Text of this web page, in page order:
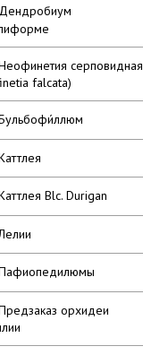
Дендробиум
серповидная
falcata)
Blc. Durigan
орхидеи